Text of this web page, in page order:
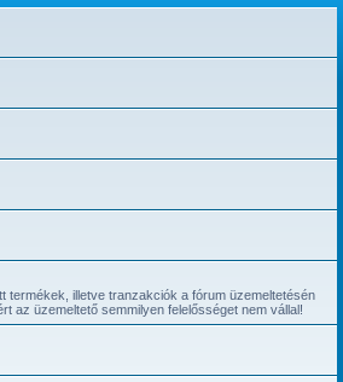
termékek, illetve tranzakciók a fórum üzemeltetésén
az üzemeltető semmilyen felelősséget nem vállal!